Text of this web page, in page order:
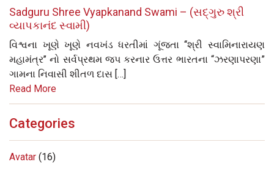
Sadguru Shree Vyapkanand Swami – (સદ્‌ગુરુ શ્રી
વ્યાપકાનંદ સ્વામી)
વિશ્વના ખૂણે ખૂણે નવખંડ ધરતીમાં ગૂંજતા ‘‘શ્રી સ્વામિનારાયણ
મહામંત્ર’’ નો સર્વપ્રથમ જપ કરનાર ઉત્તર ભારતના “ઝરણાપરણા”
ગામના નિવાસી શીતળ દાસ […]
Read More
Categories
Avatar (16)